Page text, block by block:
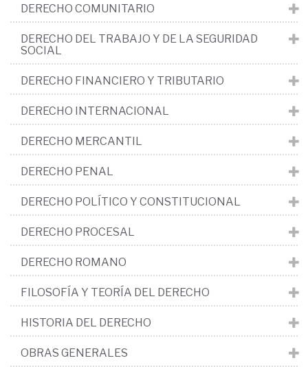
DERECHO COMUNITARIO
DERECHO DEL TRABAJO Y DE LA SEGURIDAD
SOCIAL
DERECHO FINANCIERO Y TRIBUTARIO
DERECHO INTERNACIONAL
DERECHO MERCANTIL
DERECHO PENAL
DERECHO POLÍTICO Y CONSTITUCIONAL
DERECHO PROCESAL
DERECHO ROMANO
FILOSOFÍA Y TEORÍA DEL DERECHO
HISTORIA DEL DERECHO
OBRAS GENERALES